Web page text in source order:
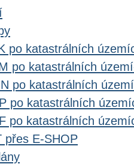
po katastrálních
po katastrálních
po katastrálních
po katastrálních
po katastrálních
přes E-SHOP